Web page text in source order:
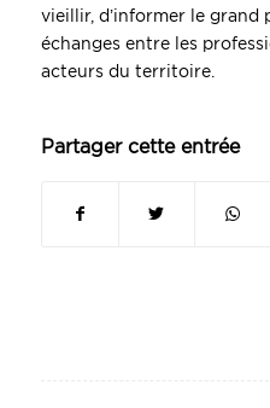
vieillir, d’informer le grand
échanges entre les
acteurs du territoire.
Partager cette entrée